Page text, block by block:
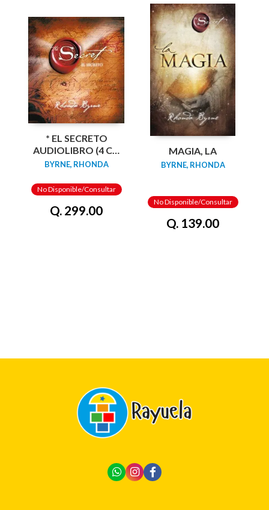
* EL SECRETO
AUDIOLIBRO (4 CD
´S) EN ESPAÑOL
BYRNE, RHONDA
No Disponible/Consultar
Q. 299.00
MAGIA, LA
BYRNE, RHONDA
No Disponible/Consultar
Q. 139.00